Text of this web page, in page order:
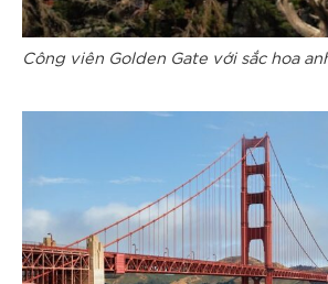
Công viên Golden Gate với sắc hoa